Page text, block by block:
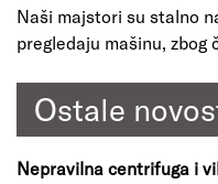
Naši majstori su stalno
pregledaju mašinu, zbog
Ostale
Nepravilna centrifuga i